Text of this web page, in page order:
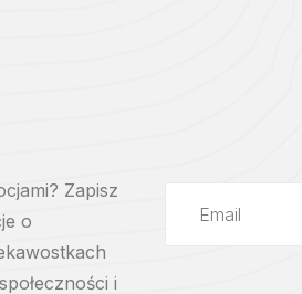
Zapisz
o
i